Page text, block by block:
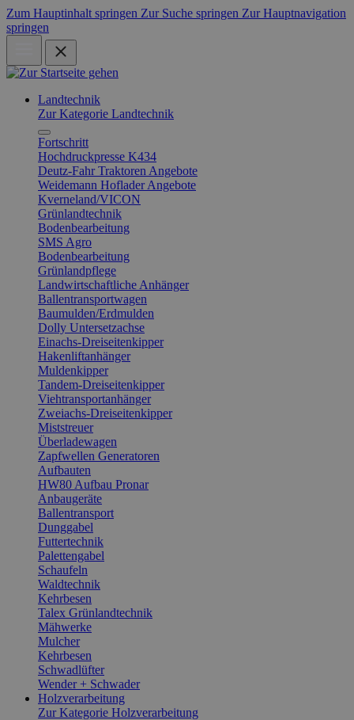
Zum Hauptinhalt springen Zur Suche springen Zur Hauptnavigation
springen
Landtechnik
Zur Kategorie Landtechnik
Fortschritt
Hochdruckpresse K434
Deutz-Fahr Traktoren Angebote
Weidemann Hoflader Angebote
Kverneland/VICON
Grünlandtechnik
Bodenbearbeitung
SMS Agro
Bodenbearbeitung
Grünlandpflege
Landwirtschaftliche Anhänger
Ballentransportwagen
Baumulden/Erdmulden
Dolly Untersetzachse
Einachs-Dreiseitenkipper
Hakenliftanhänger
Muldenkipper
Tandem-Dreiseitenkipper
Viehtransportanhänger
Zweiachs-Dreiseitenkipper
Miststreuer
Überladewagen
Zapfwellen Generatoren
Aufbauten
HW80 Aufbau Pronar
Anbaugeräte
Ballentransport
Dunggabel
Futtertechnik
Palettengabel
Schaufeln
Waldtechnik
Kehrbesen
Talex Grünlandtechnik
Mähwerke
Mulcher
Kehrbesen
Schwadlüfter
Wender + Schwader
Holzverarbeitung
Zur Kategorie Holzverarbeitung